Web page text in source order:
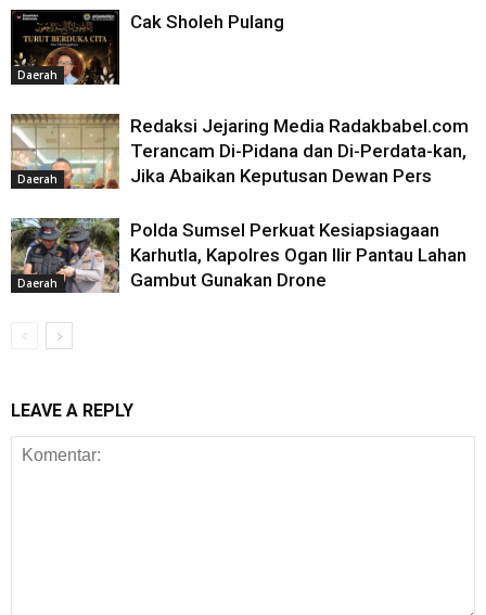
Daerah
Cak Sholeh Pulang
Daerah
Redaksi Jejaring Media Radakbabel.com
Terancam Di-Pidana dan Di-Perdata-kan,
Jika Abaikan Keputusan Dewan Pers
Daerah
Polda Sumsel Perkuat Kesiapsiagaan
Karhutla, Kapolres Ogan Ilir Pantau Lahan
Gambut Gunakan Drone
LEAVE A REPLY